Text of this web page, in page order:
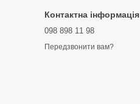
Контактна інформація
098 898 11 98
Передзвонити вам?